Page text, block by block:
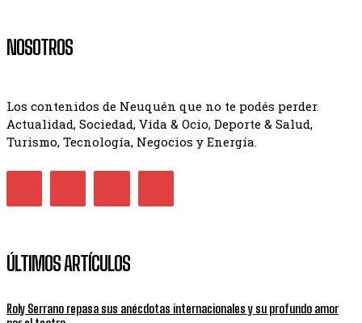
NOSOTROS
Los contenidos de Neuquén que no te podés perder.
Actualidad, Sociedad, Vida & Ocio, Deporte & Salud,
Turismo, Tecnología, Negocios y Energía.
ÚLTIMOS ARTÍCULOS
Roly Serrano repasa sus anécdotas internacionales y su profundo amor